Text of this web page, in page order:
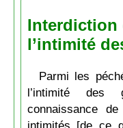
Interdiction
l’intimité
Parmi les
l’intimité des
connaissance